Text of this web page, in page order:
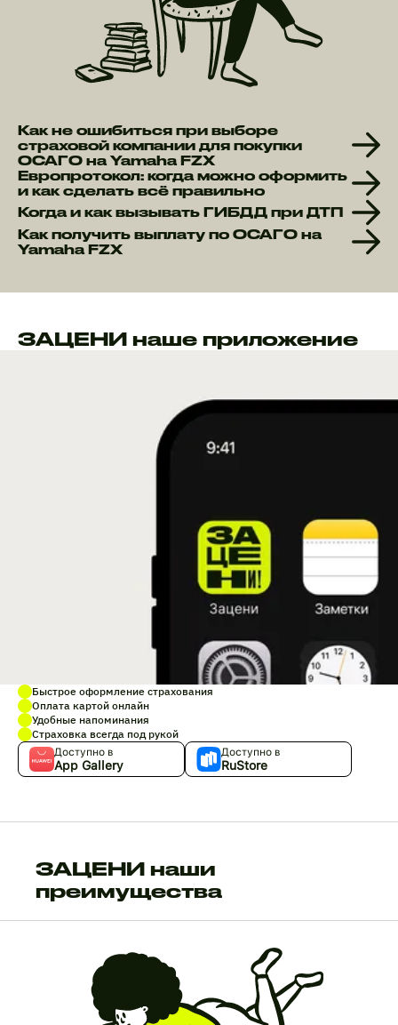
Как не ошибиться при выборе
страховой компании для покупки
ОСАГО на Yamaha FZX
Европротокол: когда можно оформить
и как сделать всё правильно
Когда и как вызывать ГИБДД при ДТП
Как получить выплату по ОСАГО на
Yamaha FZX
ЗАЦЕНИ наше приложение
Быстрое оформление страхования
Оплата картой онлайн
Удобные напоминания
Страховка всегда под рукой
Доступно в
App Gallery
Доступно в
RuStore
ЗАЦЕНИ наши
преимущества